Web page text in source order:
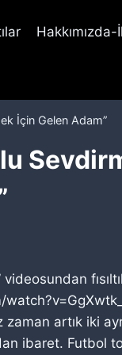
İçin Gelen Adam”
zaman artık iki
ibaret. Futbol